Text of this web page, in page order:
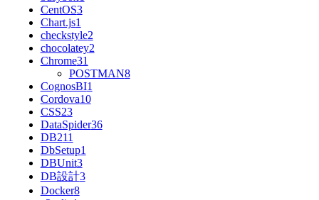
CentOS3
Chart.js1
checkstyle2
chocolatey2
Chrome31
POSTMAN8
CognosBI1
Cordova10
CSS23
DataSpider36
DB211
DbSetup1
DBUnit3
DB設計3
Docker8